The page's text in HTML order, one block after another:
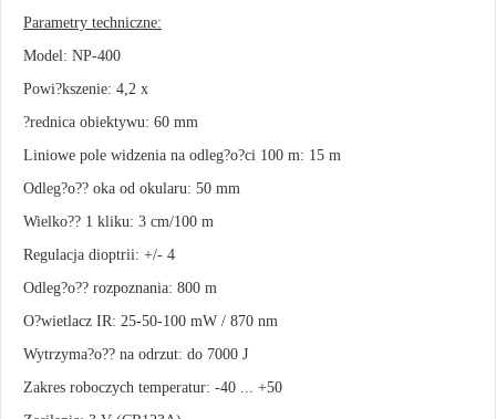
Parametry techniczne:
Model: NP-400
Powi?kszenie: 4,2 x
?rednica obiektywu: 60 mm
Liniowe pole widzenia na odleg?o?ci 100 m: 15 m
Odleg?o?? oka od okularu: 50 mm
Wielko?? 1 kliku: 3 cm/100 m
Regulacja dioptrii: +/- 4
Odleg?o?? rozpoznania: 800 m
O?wietlacz IR: 25-50-100 mW / 870 nm
Wytrzyma?o?? na odrzut: do 7000 J
Zakres roboczych temperatur: -40 ... +50